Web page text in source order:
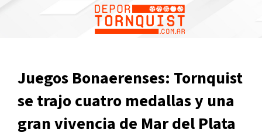
Juegos Bonaerenses: Tornquist
se trajo cuatro medallas y una
gran vivencia de Mar del Plata